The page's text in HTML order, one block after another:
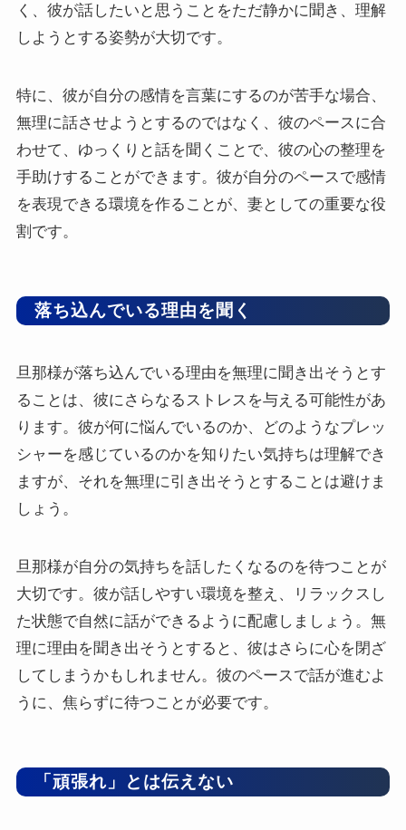
く、彼が話したいと思うことをただ静かに聞き、理解
しようとする姿勢が大切です。
特に、彼が自分の感情を言葉にするのが苦手な場合、
無理に話させようとするのではなく、彼のペースに合
わせて、ゆっくりと話を聞くことで、彼の心の整理を
手助けすることができます。彼が自分のペースで感情
を表現できる環境を作ることが、妻としての重要な役
割です。
落ち込んでいる理由を聞く
旦那様が落ち込んでいる理由を無理に聞き出そうとす
ることは、彼にさらなるストレスを与える可能性があ
ります。彼が何に悩んでいるのか、どのようなプレッ
シャーを感じているのかを知りたい気持ちは理解でき
ますが、それを無理に引き出そうとすることは避けま
しょう。
旦那様が自分の気持ちを話したくなるのを待つことが
大切です。彼が話しやすい環境を整え、リラックスし
た状態で自然に話ができるように配慮しましょう。無
理に理由を聞き出そうとすると、彼はさらに心を閉ざ
してしまうかもしれません。彼のペースで話が進むよ
うに、焦らずに待つことが必要です。
「頑張れ」とは伝えない